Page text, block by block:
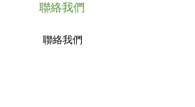
聯絡我們
聯絡我們